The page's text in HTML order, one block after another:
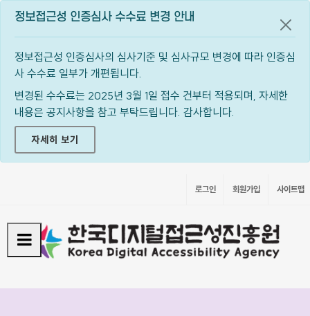
정보접근성 인증심사 수수료 변경 안내
정보접근성 인증심사의 심사기준 및 심사규모 변경에 따라 인증심
사 수수료 일부가 개편됩니다.
변경된 수수료는 2025년 3월 1일 접수 건부터 적용되며, 자세한
내용은 공지사항을 참고 부탁드립니다. 감사합니다.
자세히 보기
공지
로그인 회원가입 사이트맵